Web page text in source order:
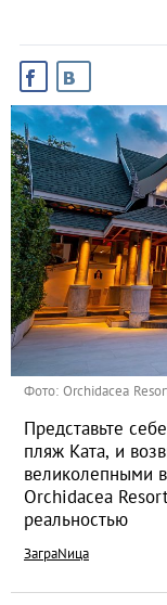
Фото: Orchidacea
Представьте
пляж Ката, и
великолепными
Orchidacea
реальностью
ЗаграNица